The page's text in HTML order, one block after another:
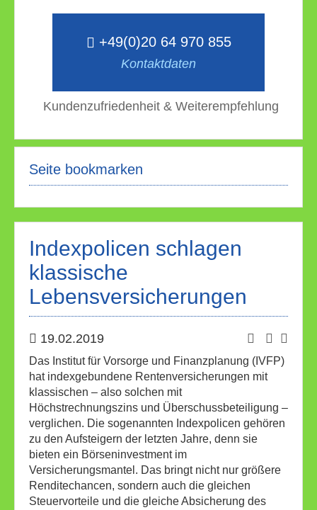
+49(0)20 64 970 855
Kontaktdaten
Kundenzufriedenheit & Weiterempfehlung
Seite bookmarken
Indexpolicen schlagen
klassische
Lebensversicherungen
19.02.2019
Das Institut für Vorsorge und Finanzplanung (IVFP)
hat indexgebundene Rentenversicherungen mit
klassischen – also solchen mit
Höchstrechnungszins und Überschussbeteiligung –
verglichen. Die sogenannten Indexpolicen gehören
zu den Aufsteigern der letzten Jahre, denn sie
bieten ein Börseninvestment im
Versicherungsmantel. Das bringt nicht nur größere
Renditechancen, sondern auch die gleichen
Steuervorteile und die gleiche Absicherung des